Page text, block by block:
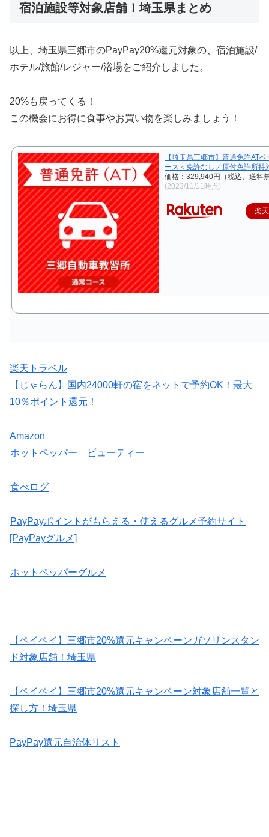
宿泊施設等対象店舗！埼玉県まとめ
以上、埼玉県三郷市のPayPay20%還元対象の、宿泊施設/
ホテル/旅館/レジャー/浴場をご紹介しました。
20%も戻ってくる！
この機会にお得に食事やお買い物を楽しみましょう！
【埼玉県三郷市】普通免許AT
ース＜免許なし／原付免許所持
価格：329,940円（税込、送料
(2023/11/11時点)
楽
楽天トラベル
【じゃらん】国内24000軒の宿をネットで予約OK！最大
10％ポイント還元！
Amazon
ホットペッパー ビューティー
食べログ
PayPayポイントがもらえる・使えるグルメ予約サイト
[PayPayグルメ]
ホットペッパーグルメ
【ペイペイ】三郷市20%還元キャンペーンガソリンスタン
ド対象店舗！埼玉県
【ペイペイ】三郷市20%還元キャンペーン対象店舗一覧と
探し方！埼玉県
PayPay還元自治体リスト